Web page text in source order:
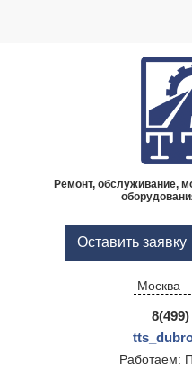
Ремонт, обслуживание,
Оставить заявку
8(499)
Работаем: